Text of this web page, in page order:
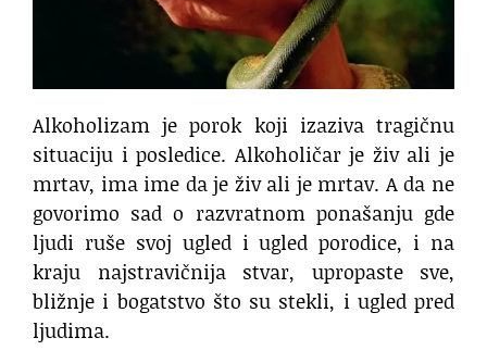
Alkoholizam je porok koji izaziva tragičnu
situaciju i posledice. Alkoholičar je živ ali je
mrtav, ima ime da je živ ali je mrtav. A da ne
govorimo sad o razvratnom ponašanju gde
ljudi ruše svoj ugled i ugled porodice, i na
kraju najstravičnija stvar, upropaste sve,
bližnje i bogatstvo što su stekli, i ugled pred
ljudima.